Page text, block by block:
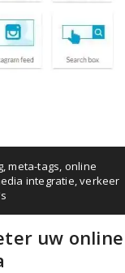
,meta-tags online
integratie ,verkeer
uw online